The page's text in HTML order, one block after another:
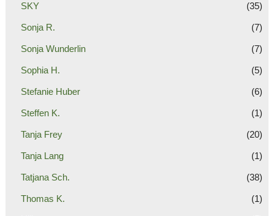
SKY (35)
Sonja R. (7)
Sonja Wunderlin (7)
Sophia H. (5)
Stefanie Huber (6)
Steffen K. (1)
Tanja Frey (20)
Tanja Lang (1)
Tatjana Sch. (38)
Thomas K. (1)